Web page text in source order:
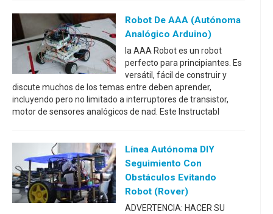
Robot De AAA (autónoma
Analógico Arduino)
la AAA Robot es un robot
perfecto para principiantes. Es
versátil, fácil de construir y
discute muchos de los temas entre deben aprender,
incluyendo pero no limitado a interruptores de transistor,
motor de sensores analógicos de nad. Este Instructabl
Línea Autónoma DIY
Seguimiento Con
Obstáculos Evitando
Robot (Rover)
ADVERTENCIA: HACER SU